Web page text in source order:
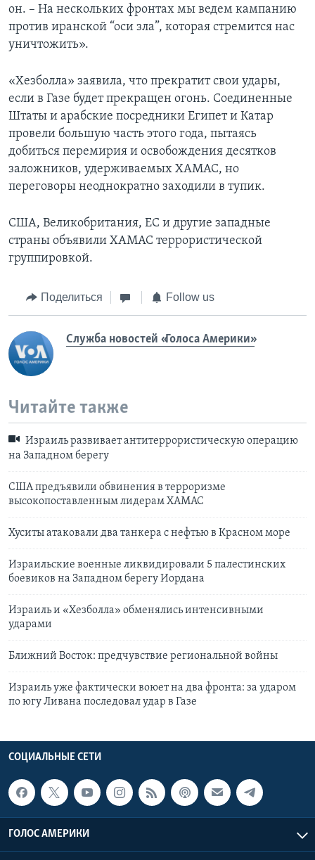
он. – На нескольких фронтах мы ведем кампанию
против иранской “оси зла”, которая стремится нас
уничтожить».
«Хезболла» заявила, что прекратит свои удары,
если в Газе будет прекращен огонь. Соединенные
Штаты и арабские посредники Египет и Катар
провели большую часть этого года, пытаясь
добиться перемирия и освобождения десятков
заложников, удерживаемых ХАМАС, но
переговоры неоднократно заходили в тупик.
США, Великобритания, ЕС и другие западные
страны объявили ХАМАС террористической
группировкой.
Поделиться Follow us
Служба новостей «Голоса Америки»
Читайте также
Израиль развивает антитеррористическую операцию
на Западном берегу
США предъявили обвинения в терроризме
высокопоставленным лидерам ХАМАС
Хуситы атаковали два танкера с нефтью в Красном море
Израильские военные ликвидировали 5 палестинских
боевиков на Западном берегу Иордана
Израиль и «Хезболла» обменялись интенсивными
ударами
Ближний Восток: предчувствие региональной войны
Израиль уже фактически воюет на два фронта: за ударом
по югу Ливана последовал удар в Газе
СОЦИАЛЬНЫЕ СЕТИ
ГОЛОС АМЕРИКИ